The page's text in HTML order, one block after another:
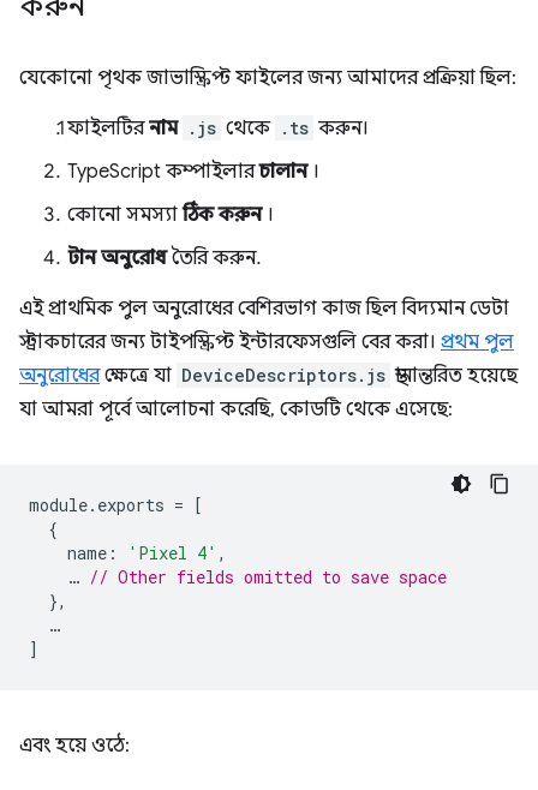
যেকোনো পৃথক জাভাস্ক্রিপ্ট ফাইলের জন্য আমাদের প্রক্রিয়া ছিল:
ফাইলটিরনাম .js থেকে .ts করুন।
TypeScript কম্পাইলারচালান।
কোনো সমস্যাঠিক করুন।
টান অনুরোধতৈরি করুন.
এই প্রাথমিক পুল অনুরোধের বেশিরভাগ কাজ ছিল বিদ্যমান ডেটা
স্ট্রাকচারের জন্য টাইপস্ক্রিপ্ট ইন্টারফেসগুলি বের করা। প্রথম পুল
অনুরোধেরক্ষেত্রে যা DeviceDescriptors.js স্থানান্তরিত হয়েছে
যা আমরা পূর্বে আলোচনা করেছি, কোডটি থেকে এসেছে:
module. exports = [
{
name : 'Pixel 4' ,
… // Other fields omitted to save space
},
…
]
এবং হয়ে ওঠে: